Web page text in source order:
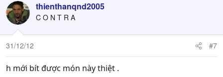
thienthanqnd2005
C O N T R A
31/12/12 #7
h mới bít được món này thiệt .